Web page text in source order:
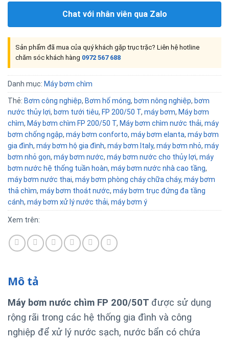
Chat với nhân viên qua Zalo
Sản phẩm đã mua của quý khách gặp trục trặc? Liên hệ hotline
chăm sóc khách hàng 0972 567 688
Danh mục: Máy bơm chìm
Thẻ: Bơm công nghiệp, Bơm hố móng, bơm nông nghiệp, bơm
nước thủy lợi, bơm tưới tiêu, FP 200/50 T, máy bơm, Máy bơm
chìm, Máy bơm chìm FP 200/50 T, Máy bơm chìm nước thải, máy
bơm chống ngập, máy bơm conforto, máy bơm elanta, máy bơm
gia đình, máy bơm hộ gia đình, máy bơm Italy, máy bơm nhỏ, máy
bơm nhỏ gọn, máy bơm nước, máy bơm nước cho thủy lợi, máy
bơm nước hệ thống tuần hoàn, máy bơm nước nhà cao tầng,
máy bơm nước thai, máy bơm phòng cháy chữa cháy, máy bơm
thả chìm, máy bơm thoát nước, máy bơm trục đứng đa tầng
cánh, máy bơm xử lý nước thải, máy bơm ý
Xem trên:
Mô tả
Máy bơm nước chìm FP 200/50T được sử dụng
rộng rãi trong các hệ thống gia đình và công
nghiệp để xử lý nước sạch, nước bẩn có chứa